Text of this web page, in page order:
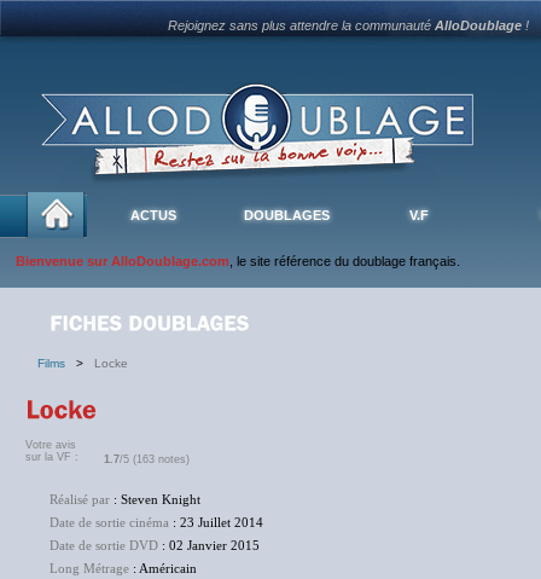
Rejoignez sans plus attendre la communautéAlloDoublage !
ACTUS DOUBLAGES V.F
Bienvenue sur AlloDoublage.com , le site référence du doublage français.
Films > Locke
Votre avis
sur la VF :
1.7/5 (163 notes)
Réalisé par : Steven Knight
Date de sortie cinéma : 23 Juillet 2014
Date de sortie DVD : 02 Janvier 2015
Long Métrage : Américain